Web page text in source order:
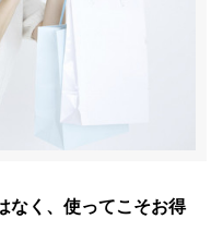
なく、使ってこそお得